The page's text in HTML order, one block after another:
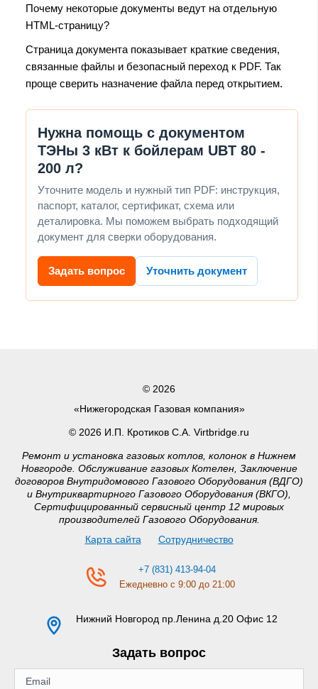
Почему некоторые документы ведут на отдельную
HTML-страницу?
Страница документа показывает краткие сведения,
связанные файлы и безопасный переход к PDF. Так
проще сверить назначение файла перед открытием.
Нужна помощь с документом
ТЭНы 3 кВт к бойлерам UBT 80 -
200 л?
Уточните модель и нужный тип PDF: инструкция,
паспорт, каталог, сертификат, схема или
деталировка. Мы поможем выбрать подходящий
документ для сверки оборудования.
Задать вопрос Уточнить документ
© 2026
«Нижегородская Газовая компания»
© 2026 И.П. Кротиков С.А. Virtbridge.ru
Ремонт и установка газовых котлов, колонок в Нижнем
Новгороде. Обслуживание газовых Котелен, Заключение
договоров Внутридомового Газового Оборудования (ВДГО)
и Внутриквартирного Газового Оборудования (ВКГО),
Сертифицированный сервисный центр 12 мировых
производителей Газового Оборудования.
Карта сайта
Сотрудничество
+7 (831) 413-94-04
Ежедневно с 9:00 до 21:00
Нижний Новгород пр.Ленина д.20 Офис 12
Задать вопрос